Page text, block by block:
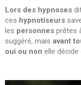
Lors des hypnoses
ces hypnotiseurs
les personnes prêtes
suggéré, mais avant
oui ou non elle décide